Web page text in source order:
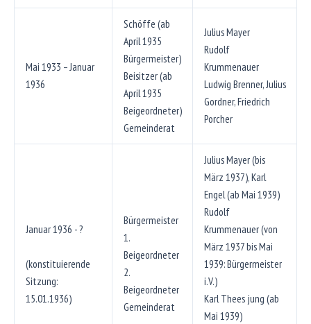
Mai 1933 – Januar
1936
Schöffe (ab
April 1935
Bürgermeister)
Beisitzer (ab
April 1935
Beigeordneter)
Gemeinderat
Julius Mayer
Rudolf
Krummenauer
Ludwig Brenner, Julius
Gordner, Friedrich
Porcher
Januar 1936 - ?
(konstituierende
Sitzung:
15.01.1936)
Bürgermeister
1.
Beigeordneter
2.
Beigeordneter
Gemeinderat
Julius Mayer (bis
März 1937), Karl
Engel (ab Mai 1939)
Rudolf
Krummenauer (von
März 1937 bis Mai
1939: Bürgermeister
i.V.)
Karl Thees jung (ab
Mai 1939)